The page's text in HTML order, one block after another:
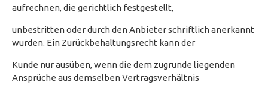
aufrechnen, die gerichtlich festgestellt,
unbestritten oder durch den Anbieter schriftlich anerkannt
wurden. Ein Zurückbehaltungsrecht kann der
Kunde nur ausüben, wenn die dem zugrunde liegenden
Ansprüche aus demselben Vertragsverhältnis